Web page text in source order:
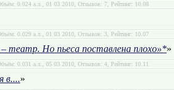
0.024 а.л., 01 03 2010, Отзывов: 7, Рейтинг: 10.08
0.029 а.л., 01 03 2010, Отзывов: 3, Рейтинг: 10.07
театр. Но пьеса поставлена плохо»*»
0.031 а.л., 05 03 2010, Отзывов: 4, Рейтинг: 10.11
в....»